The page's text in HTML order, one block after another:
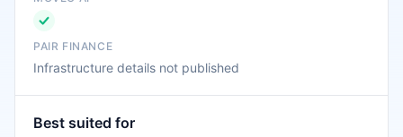
Infrastructure details not published
Best suited for